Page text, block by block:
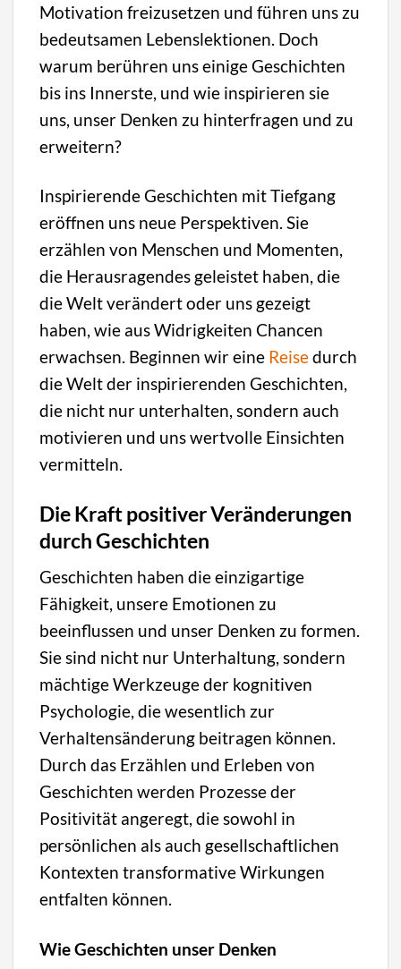
Motivation freizusetzen und führen uns zu
bedeutsamen Lebenslektionen. Doch
warum berühren uns einige Geschichten
bis ins Innerste, und wie inspirieren sie
uns, unser Denken zu hinterfragen und zu
erweitern?
Inspirierende Geschichten mit Tiefgang
eröffnen uns neue Perspektiven. Sie
erzählen von Menschen und Momenten,
die Herausragendes geleistet haben, die
die Welt verändert oder uns gezeigt
haben, wie aus Widrigkeiten Chancen
erwachsen. Beginnen wir eine Reisedurch
die Welt der inspirierenden Geschichten,
die nicht nur unterhalten, sondern auch
motivieren und uns wertvolle Einsichten
vermitteln.
Die Kraft positiver Veränderungen
durch Geschichten
Geschichten haben die einzigartige
Fähigkeit, unsere Emotionen zu
beeinflussen und unser Denken zu formen.
Sie sind nicht nur Unterhaltung, sondern
mächtige Werkzeuge der kognitiven
Psychologie, die wesentlich zur
Verhaltensänderung beitragen können.
Durch das Erzählen und Erleben von
Geschichten werden Prozesse der
Positivität angeregt, die sowohl in
persönlichen als auch gesellschaftlichen
Kontexten transformative Wirkungen
entfalten können.
Wie Geschichten unser Denken